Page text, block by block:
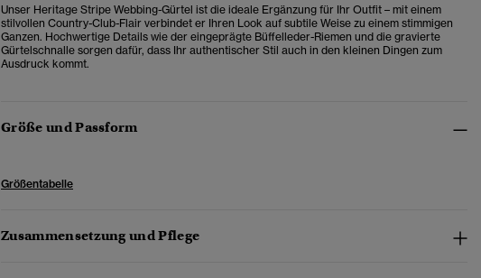
Unser Heritage Stripe Webbing-Gürtel ist die ideale Ergänzung für Ihr Outfit – mit einem
stilvollen Country-Club-Flair verbindet er Ihren Look auf subtile Weise zu einem stimmigen
Ganzen. Hochwertige Details wie der eingeprägte Büffelleder-Riemen und die gravierte
Gürtelschnalle sorgen dafür, dass Ihr authentischer Stil auch in den kleinen Dingen zum
Ausdruck kommt.
Größe und Passform
Größentabelle
Zusammensetzung und Pflege